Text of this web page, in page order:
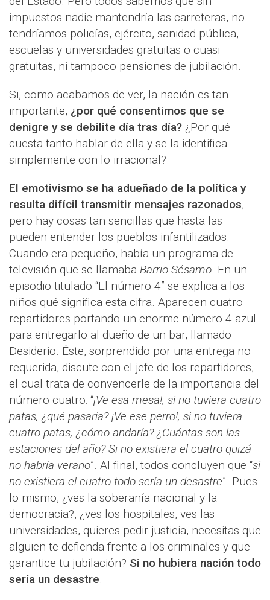
impuestos nadie mantendría las carreteras, no
tendríamos policías, ejército, sanidad pública,
escuelas y universidades gratuitas o cuasi
gratuitas, ni tampoco pensiones de jubilación.
Si, como acabamos de ver, la nación es tan
importante, ¿por qué consentimos que se
denigre y se debilite día tras día? ¿Por qué
cuesta tanto hablar de ella y se la identifica
simplemente con lo irracional?
El emotivismo se ha adueñado de la política y
resulta difícil transmitir mensajes razonados,
pero hay cosas tan sencillas que hasta las
pueden entender los pueblos infantilizados.
Cuando era pequeño, había un programa de
televisión que se llamaba Barrio Sésamo. En un
episodio titulado “El número 4” se explica a los
niños qué significa esta cifra. Aparecen cuatro
repartidores portando un enorme número 4 azul
para entregarlo al dueño de un bar, llamado
Desiderio. Éste, sorprendido por una entrega no
requerida, discute con el jefe de los repartidores,
el cual trata de convencerle de la importancia del
número cuatro: “¡Ve esa mesa!, si no tuviera cuatro
patas, ¿qué pasaría? ¡Ve ese perro!, si no tuviera
cuatro patas, ¿cómo andaría? ¿Cuántas son las
estaciones del año? Si no existiera el cuatro quizá
no habría verano”. Al final, todos concluyen que “si
no existiera el cuatro todo sería un desastre”. Pues
lo mismo, ¿ves la soberanía nacional y la
democracia?, ¿ves los hospitales, ves las
universidades, quieres pedir justicia, necesitas que
alguien te defienda frente a los criminales y que
garantice tu jubilación? Si no hubiera nación todo
sería un desastre.